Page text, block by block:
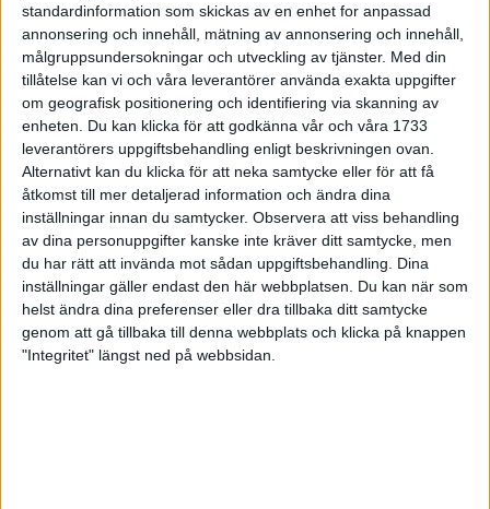
standardinformation som skickas av en enhet for anpassad
annonsering och innehåll, mätning av annonsering och innehåll,
målgruppsundersokningar och utveckling av tjänster. Med din
tillåtelse kan vi och våra leverantörer använda exakta uppgifter
om geografisk positionering och identifiering via skanning av
enheten. Du kan klicka för att godkänna vår och våra 1733
leverantörers uppgiftsbehandling enligt beskrivningen ovan.
Alternativt kan du klicka för att neka samtycke eller för att få
åtkomst till mer detaljerad information och ändra dina
inställningar innan du samtycker. Observera att viss behandling
av dina personuppgifter kanske inte kräver ditt samtycke, men
du har rätt att invända mot sådan uppgiftsbehandling. Dina
inställningar gäller endast den här webbplatsen. Du kan när som
helst ändra dina preferenser eller dra tillbaka ditt samtycke
genom att gå tillbaka till denna webbplats och klicka på knappen
"Integritet" längst ned på webbsidan.